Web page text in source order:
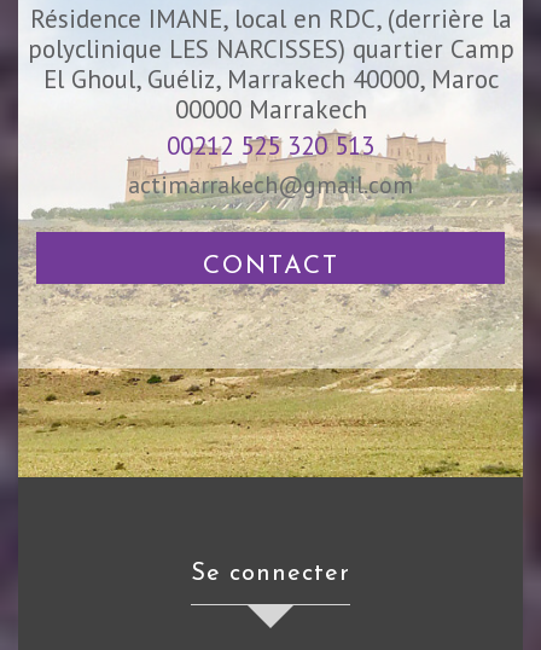
Résidence IMANE, local en RDC, (derrière la
polyclinique LES NARCISSES) quartier Camp
El Ghoul, Guéliz, Marrakech 40000, Maroc
00000 Marrakech
00212 525 320 513
actimarrakech@gmail.com
CONTACT
se connecter